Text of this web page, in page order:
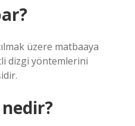
üzere matbaaya
dizgi yöntemlerini